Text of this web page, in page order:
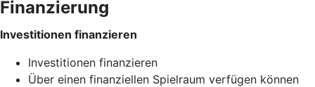
Finanzierung
Investitionen finanzieren
Investitionen finanzieren
Über einen finanziellen Spielraum verfügen können